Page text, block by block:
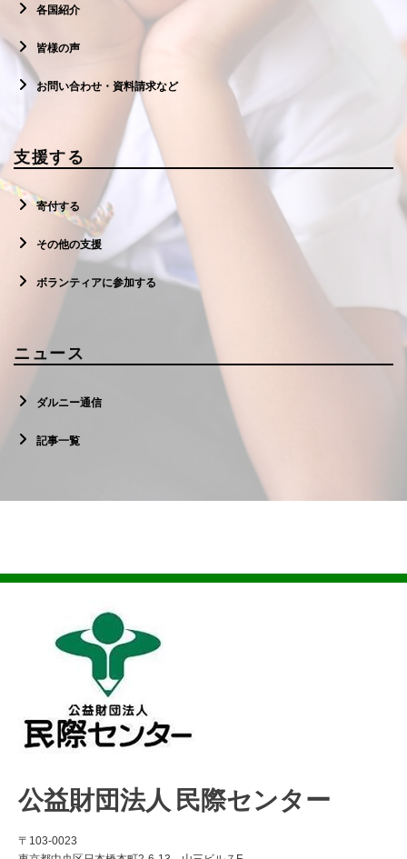
各国紹介
皆様の声
お問い合わせ・資料請求など
支援する
寄付する
その他の支援
ボランティアに参加する
ニュース
ダルニー通信
記事一覧
公益財団法人 民際センター
〒103-0023